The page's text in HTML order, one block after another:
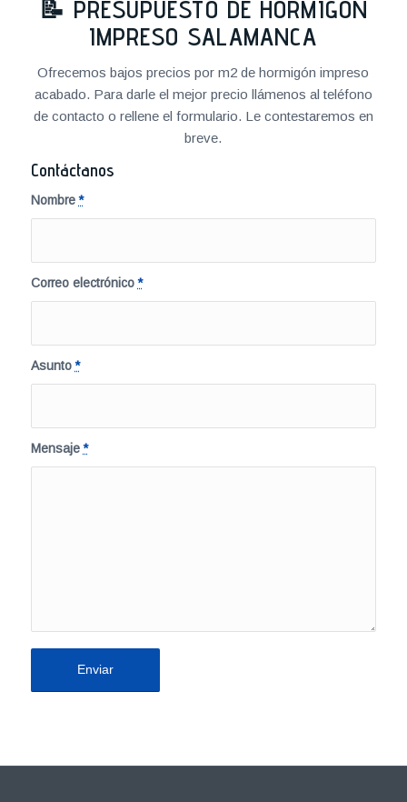
📝 PRESUPUESTO DE HORMIGÓN
IMPRESO SALAMANCA
Ofrecemos bajos precios por m2 de hormigón impreso
acabado. Para darle el mejor precio llámenos al teléfono
de contacto o rellene el formulario. Le contestaremos en
breve.
Contáctanos
Nombre*
Correo electrónico*
Asunto*
Mensaje*